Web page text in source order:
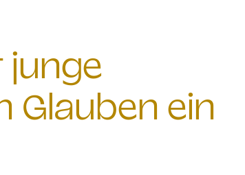
Glauben ein